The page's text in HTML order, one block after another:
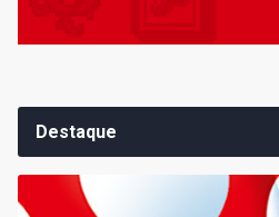
Destaque